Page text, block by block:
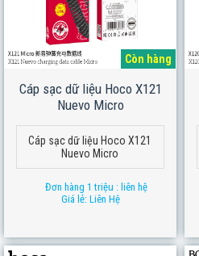
Còn hàng
Cáp sạc dữ liệu Hoco X121
Nuevo Micro
Cáp sạc dữ liệu Hoco X121
Nuevo Micro
Đơn hàng 1 triệu : liên hệ
Giá lẻ: Liên Hệ